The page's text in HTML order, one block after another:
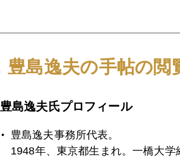
2017年
2017年06月30日 ＩＳ本拠地陥落、
豊島逸夫の手帖の閲
豊島逸夫氏プロフィール
豊島逸夫事務所代表。
1948年、東京都生まれ。一橋大